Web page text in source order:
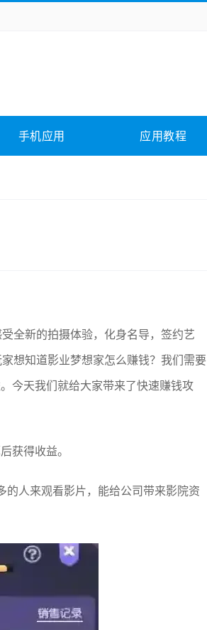
影音软件 插件下载
手机应用 应用教程
全新的拍摄体验，化身名导，签约艺
想知道影业梦想家怎么赚钱？我们需要
今天我们就给大家带来了快速赚钱攻
获得收益。
的人来观看影片，能给公司带来影院资